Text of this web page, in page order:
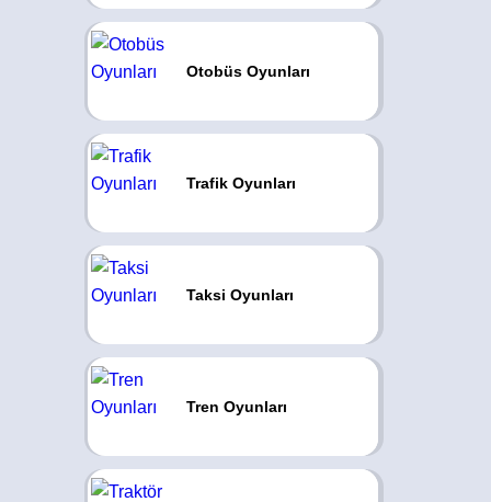
Otobüs Oyunları
Trafik Oyunları
Taksi Oyunları
Tren Oyunları